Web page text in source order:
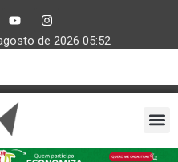
de 2026 05:52